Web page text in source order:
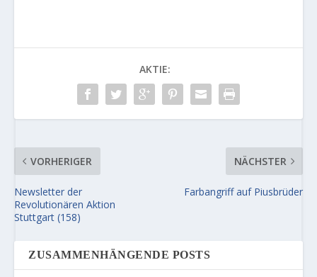
AKTIE:
VORHERIGER
Newsletter der
Revolutionären Aktion
Stuttgart (158)
NÄCHSTER
Farbangriff auf Piusbrüder
ZUSAMMENHÄNGENDE POSTS